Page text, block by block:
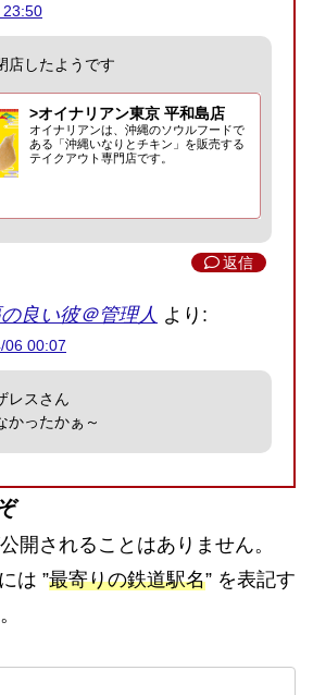
23:50
店したようです
>オイナリアン東京 平和島店
オイナリアンは、沖縄のソウルフードで
ある「沖縄いなりとチキン」を販売する
テイクアウト専門店です。
返信
良い彼＠管理人 より:
06 00:07
レスさん
かったかぁ～
開されることはありません。
は ”最寄りの鉄道駅名” を表記す